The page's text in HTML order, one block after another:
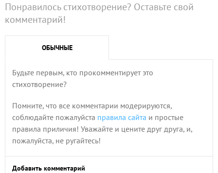
Понравилось стихотворение? Оставьте свой
комментарий!
ОБЫЧНЫЕ
Будьте первым, кто прокомментирует это
стихотворение?
Помните, что все комментарии модерируются,
соблюдайте пожалуйста правила сайта и простые
правила приличия! Уважайте и цените друг друга, и,
пожалуйста, не ругайтесь!
Добавить комментарий